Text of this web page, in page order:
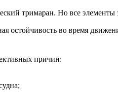
тримаран. Но все элементы
во время
причин: